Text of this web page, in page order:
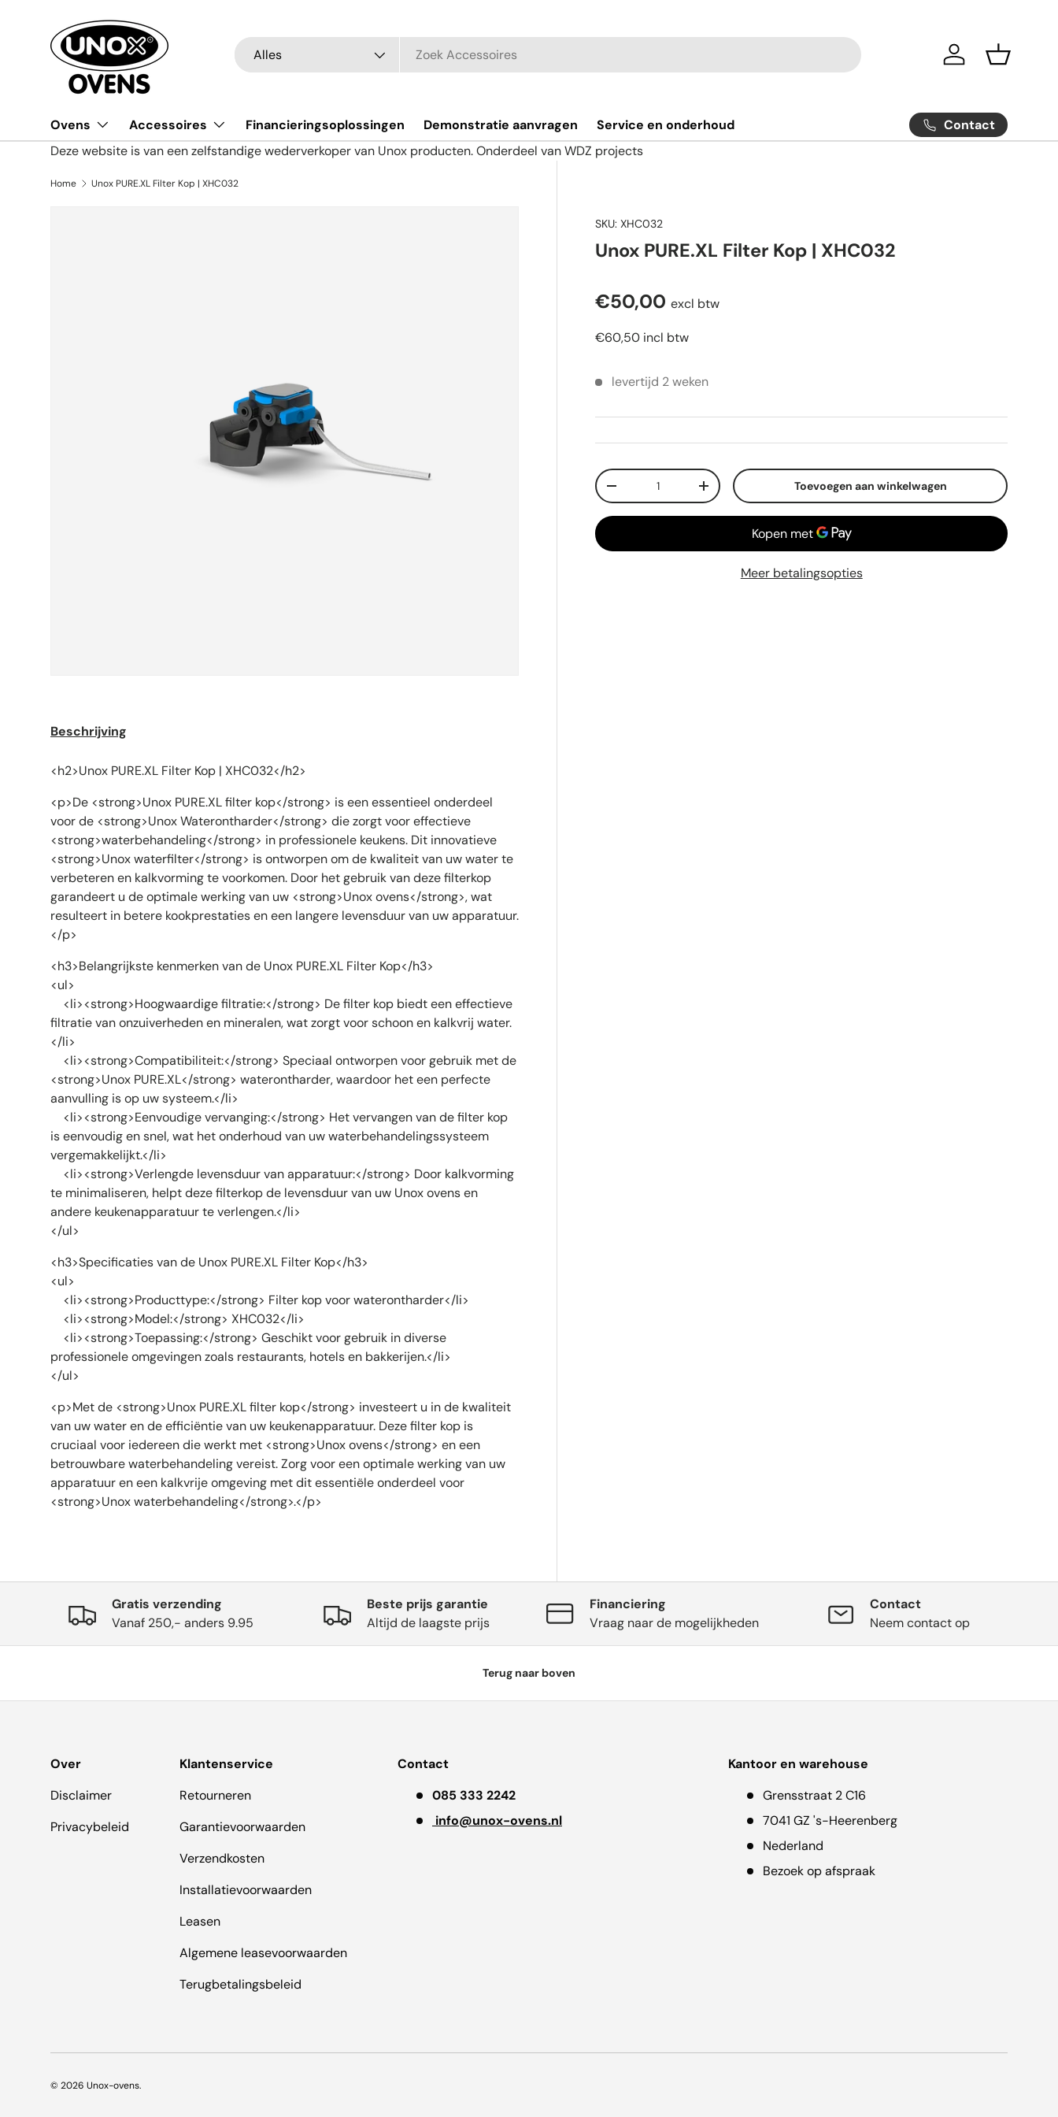
Ga naar inhoud
Zoeken
Productsoort
Alles InloggenMandje
Ovens Accessoires Financieringsoplossingen Demonstratie aanvragen Service en onderhoud
Contact
Deze website is van een zelfstandige wederverkoper van Unox producten. Onderdeel van WDZ projects
Home Unox PURE.XL Filter Kop | XHC032
SKU: XHC032
Unox PURE.XL Filter Kop | XHC032
€50,00 excl btw
€60,50 incl btw
levertijd 2 weken
Aantal
-
+ Toevoegen aan winkelwagen
Meer betalingsopties
Beschrijving
<h2>Unox PURE.XL Filter Kop | XHC032</h2>
<p>De <strong>Unox PURE.XL filter kop</strong> is een essentieel onderdeel
voor de <strong>Unox Waterontharder</strong> die zorgt voor effectieve
<strong>waterbehandeling</strong> in professionele keukens. Dit innovatieve
<strong>Unox waterfilter</strong> is ontworpen om de kwaliteit van uw water te
verbeteren en kalkvorming te voorkomen. Door het gebruik van deze filterkop
garandeert u de optimale werking van uw <strong>Unox ovens</strong>, wat
resulteert in betere kookprestaties en een langere levensduur van uw apparatuur.
</p>
<h3>Belangrijkste kenmerken van de Unox PURE.XL Filter Kop</h3>
<ul>
<li><strong>Hoogwaardige filtratie:</strong> De filter kop biedt een effectieve
filtratie van onzuiverheden en mineralen, wat zorgt voor schoon en kalkvrij water.
</li>
<li><strong>Compatibiliteit:</strong> Speciaal ontworpen voor gebruik met de
<strong>Unox PURE.XL</strong> waterontharder, waardoor het een perfecte
aanvulling is op uw systeem.</li>
<li><strong>Eenvoudige vervanging:</strong> Het vervangen van de filter kop
is eenvoudig en snel, wat het onderhoud van uw waterbehandelingssysteem
vergemakkelijkt.</li>
<li><strong>Verlengde levensduur van apparatuur:</strong> Door kalkvorming
te minimaliseren, helpt deze filterkop de levensduur van uw Unox ovens en
andere keukenapparatuur te verlengen.</li>
</ul>
<h3>Specificaties van de Unox PURE.XL Filter Kop</h3>
<ul>
<li><strong>Producttype:</strong> Filter kop voor waterontharder</li>
<li><strong>Model:</strong> XHC032</li>
<li><strong>Toepassing:</strong> Geschikt voor gebruik in diverse
professionele omgevingen zoals restaurants, hotels en bakkerijen.</li>
</ul>
<p>Met de <strong>Unox PURE.XL filter kop</strong> investeert u in de kwaliteit
van uw water en de efficiëntie van uw keukenapparatuur. Deze filter kop is
cruciaal voor iedereen die werkt met <strong>Unox ovens</strong> en een
betrouwbare waterbehandeling vereist. Zorg voor een optimale werking van uw
apparatuur en een kalkvrije omgeving met dit essentiële onderdeel voor
<strong>Unox waterbehandeling</strong>.</p>
Gratis verzending
Vanaf 250,- anders 9.95
Beste prijs garantie
Altijd de laagste prijs
Financiering
Vraag naar de mogelijkheden
Contact
Neem contact op
Terug naar boven
Over
Disclaimer
Privacybeleid
Klantenservice
Retourneren
Garantievoorwaarden
Verzendkosten
Installatievoorwaarden
Leasen
Algemene leasevoorwaarden
Terugbetalingsbeleid
Contact
085 333 2242
info@unox-ovens.nl
Kantoor en warehouse
Grensstraat 2 C16
7041 GZ 's-Heerenberg
Nederland
Bezoek op afspraak
© 2026 Unox-ovens.